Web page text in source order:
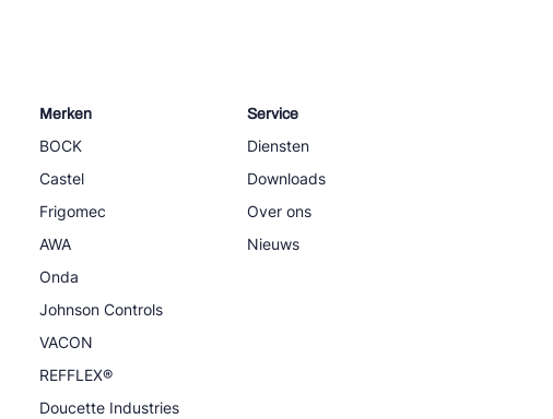
Merken
BOCK
Castel
Frigomec
AWA
Onda
Johnson Controls
VACON
REFFLEX®
Doucette Industries
Service
Diensten
Downloads
Over ons
Nieuws